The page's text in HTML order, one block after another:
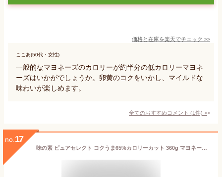
価格と在庫を楽天でチェック >>
ここあ(50代・女性)
一般的なマヨネーズのカロリーが約半分の低カロリーマヨネ
ーズはいかがでしょうか。卵黄のコクをいかし、マイルドな
味わいが楽しめます。
全てのおすすめコメント (1件) >
no. 17
味の素 ピュアセレクト コクうま65%カロリーカット 360g マヨネーズ ソース たれ 調味料 油 食品